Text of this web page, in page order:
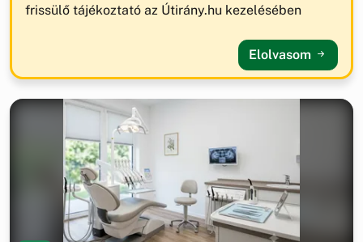
frissülő tájékoztató az Útirány.hu kezelésében
Elolvasom